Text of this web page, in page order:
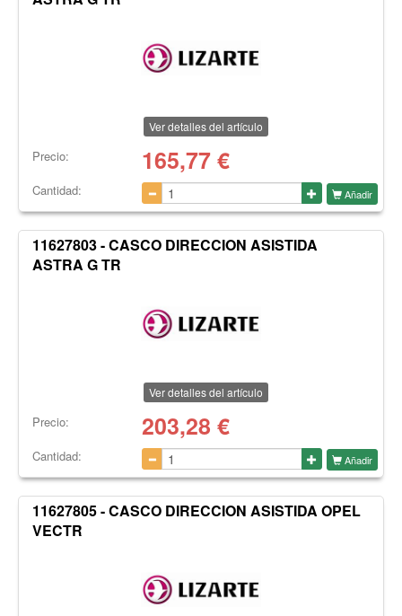
Ver detalles del artículo
Precio: 165,77€
Cantidad: Añadir
11627803 - CASCO DIRECCION ASISTIDA
ASTRA G TR
Ver detalles del artículo
Precio: 203,28 €
Cantidad: Añadir
11627805 - CASCO DIRECCION ASISTIDA OPEL
VECTR